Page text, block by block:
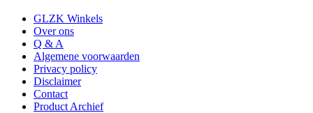
GLZK Winkels
Over ons
Q & A
Algemene voorwaarden
Privacy policy
Disclaimer
Contact
Product Archief